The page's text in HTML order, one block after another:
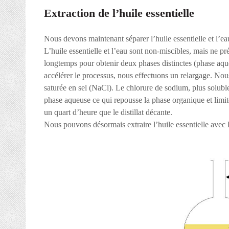
Extraction de l’huile essentielle
Nous devons maintenant séparer l’huile essentielle et
L’huile essentielle et l’eau sont non-miscibles, mais ne
longtemps pour obtenir deux phases distinctes (phase
accélérer le processus, nous effectuons un relargage.
saturée en sel (NaCl). Le chlorure de sodium, plus
phase aqueuse ce qui repousse la phase organique et
un quart d’heure que le distillat décante.
Nous pouvons désormais extraire l’huile essentielle avec